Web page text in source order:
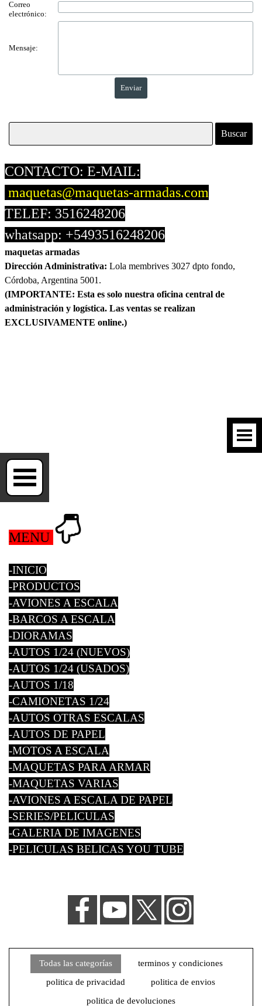
Correo
electrónico:
Mensaje:
Buscar
CONTACTO: E-MAIL:
maquetas@maquetas-armadas.com
TELEF: 3516248206
whatsapp: +5493516248206
maquetas armadas
Dirección Administrativa: Lola membrives 3027 dpto fondo,
Córdoba, Argentina 5001.
(IMPORTANTE: Esta es solo nuestra oficina central de
administración y logística. Las ventas se realizan
EXCLUSIVAMENTE online.)
Saltar menú
MENU
-INICIO
-PRODUCTOS
-AVIONES A ESCALA
-BARCOS A ESCALA
-DIORAMAS
-AUTOS 1/24 (NUEVOS)
-AUTOS 1/24 (USADOS)
-AUTOS 1/18
-CAMIONETAS 1/24
-AUTOS OTRAS ESCALAS
-AUTOS DE PAPEL
-MOTOS A ESCALA
-MAQUETAS PARA ARMAR
-MAQUETAS VARIAS
-AVIONES A ESCALA DE PAPEL
-SERIES/PELICULAS
-GALERIA DE IMAGENES
-PELICULAS BELICAS YOU TUBE
Todas las categorías
terminos y condiciones
politica de privacidad
politica de envios
politica de devoluciones